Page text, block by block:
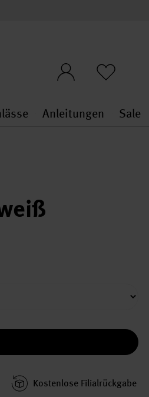
Anlässe
Anleitungen Sale
Kosten­lose Filial­rückgabe